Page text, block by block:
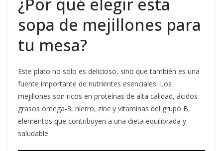
¿Por qué elegir esta
sopa de mejillones para
tu mesa?
Este plato no solo es delicioso, sino que también es una
fuente importante de nutrientes esenciales. Los
mejillones son ricos en proteínas de alta calidad, ácidos
grasos omega-3, hierro, zinc y vitaminas del grupo B,
elementos que contribuyen a una dieta equilibrada y
saludable.